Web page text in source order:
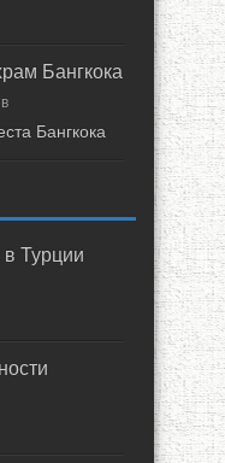
Бангкока
Бангкока
Турции